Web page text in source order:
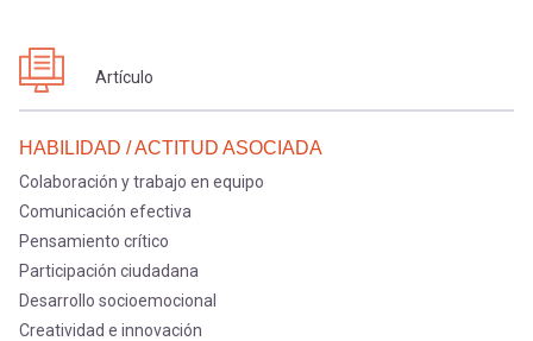
Artículo
HABILIDAD / ACTITUD ASOCIADA
Colaboración y trabajo en equipo
Comunicación efectiva
Pensamiento crítico
Participación ciudadana
Desarrollo socioemocional
Creatividad e innovación